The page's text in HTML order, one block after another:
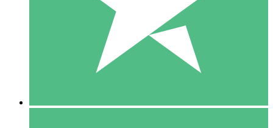
1 Nedladdningar
10 00